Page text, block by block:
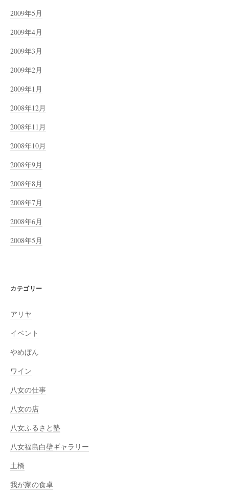
2009年5月
2009年4月
2009年3月
2009年2月
2009年1月
2008年12月
2008年11月
2008年10月
2008年9月
2008年8月
2008年7月
2008年6月
2008年5月
カテゴリー
アリヤ
イベント
やめぼん
ワイン
八女の仕事
八女の店
八女ふるさと塾
八女福島白壁ギャラリー
土橋
我が家の食卓